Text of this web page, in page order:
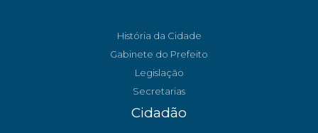
História da Cidade
Gabinete do Prefeito
Legislação
Secretarias
Cidadão